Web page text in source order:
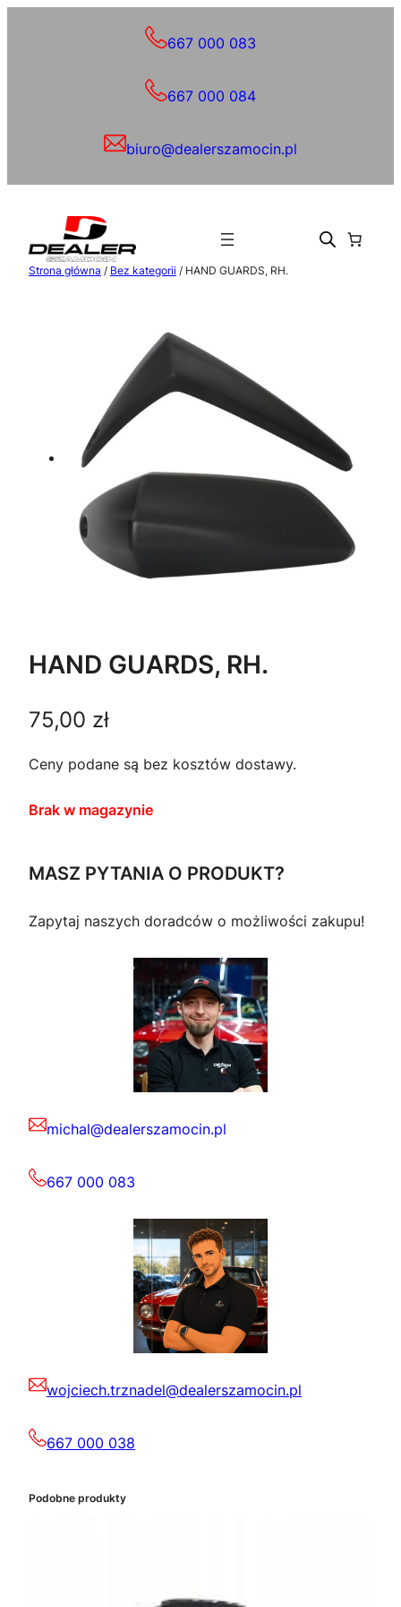
667 000 083
667 000 084
biuro@dealerszamocin.pl
Strona główna / Bez kategorii / HAND GUARDS, RH.
HAND GUARDS, RH.
75,00 zł
Ceny podane są bez kosztów dostawy.
Brak w magazynie
MASZ PYTANIA O PRODUKT?
Zapytaj naszych doradców o możliwości zakupu!
michal@dealerszamocin.pl
667 000 083
wojciech.trznadel@dealerszamocin.pl
667 000 038
Podobne produkty